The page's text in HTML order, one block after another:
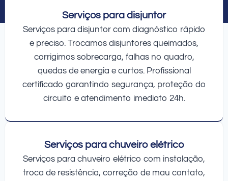
Serviços para disjuntor
Serviços para disjuntor com diagnóstico rápido
e preciso. Trocamos disjuntores queimados,
corrigimos sobrecarga, falhas no quadro,
quedas de energia e curtos. Profissional
certificado garantindo segurança, proteção do
circuito e atendimento imediato 24h.
Serviços para chuveiro elétrico
Serviços para chuveiro elétrico com instalação,
troca de resistência, correção de mau contato,